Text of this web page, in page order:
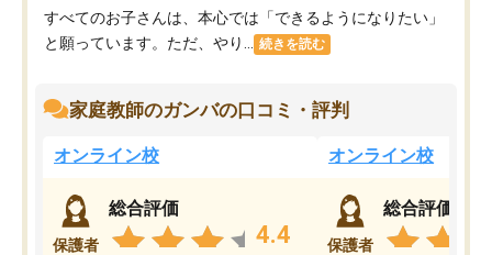
すべてのお子さんは、本心では「できるようになりたい」
と願っています。ただ、やり...
続きを読む
家庭教師のガンバの口コミ・評判
オンライン校
保護者
総合評価
4.4
オンライン校
保護者
総合評価